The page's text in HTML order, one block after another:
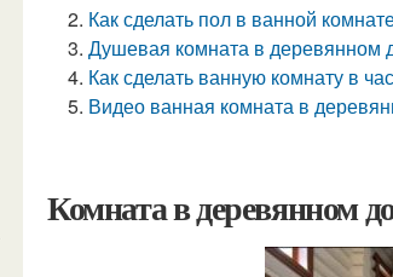
Как сделать пол в ванной
Душевая комната в
Как сделать ванную комнату в
Видео ванная комната в
Комната в деревянном